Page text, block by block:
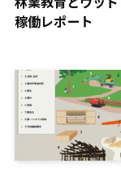
稼働レポート